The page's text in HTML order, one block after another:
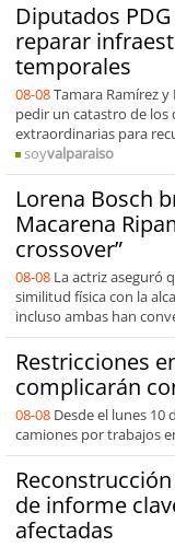
Diputados
reparar
temporales
08-08Tamara Ramírez
pedir un catastro de los
extraordinarias para
soyvalparaiso
Lorena Bosch
Macarena
crossover”
08-08 La actriz aseguró
similitud física con la
incluso ambas han
Restricciones
complicarán
08-08 Desde el lunes 10
camiones por trabajos
de informe
afectadas